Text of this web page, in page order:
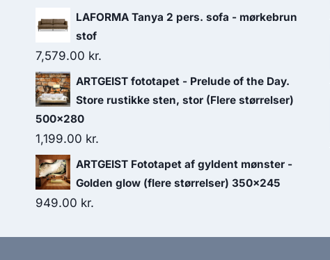
LAFORMA Tanya 2 pers. sofa - mørkebrun
stof
7,579.00 kr.
ARTGEIST fototapet - Prelude of the Day.
Store rustikke sten, stor (Flere størrelser)
500x280
1,199.00 kr.
ARTGEIST Fototapet af gyldent mønster -
Golden glow (flere størrelser) 350x245
949.00 kr.